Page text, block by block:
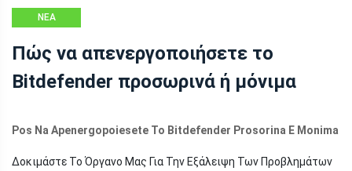
ΝΈΑ
Πώς να απενεργοποιήσετε το
Bitdefender προσωρινά ή μόνιμα
Pos Na Apenergopoiesete To Bitdefender Prosorina E Monima
Δοκιμάστε Το Όργανο Μας Για Την Εξάλειψη Των Προβλημάτων